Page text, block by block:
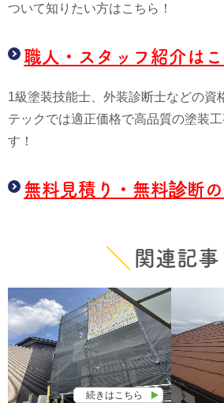
ついて知りたい方はこちら！
職人・スタッフ紹介は
1級塗装技能士、外装診断士などの資
テックでは適正価格で高品質の塗装
す！
無料見積り・無料診断
関連記事
続きはこちら